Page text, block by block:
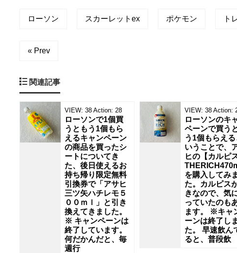
し
の
が、
こ
ち
ローソン スカーレットex ポケモン ト
« Prev
関連記事
VIEW: 38 Action: 28
ローソンで1個買
うともう1個もら
えるキャンペーン
の商品を買ったシ
ートについてき
た、後日使えるお
持ち帰り限定無料
引換券で「アサヒ
三ツ矢ハチレモ５
００ｍｌ」と引き
換えてきました。
※ キャンペーンは
終了しています。
何だかんだと、毎
週行
VIEW: 38 Action:
ローソンのキ
ペーンで買う
う1個もらえる
いうことで、
ヒの【カルピ
を購入してみ
た。カルピス
きなので、気
っていたのも
ます。 ※キャ
ーンは終了し
た。 早速飲ん
ると、普段飲